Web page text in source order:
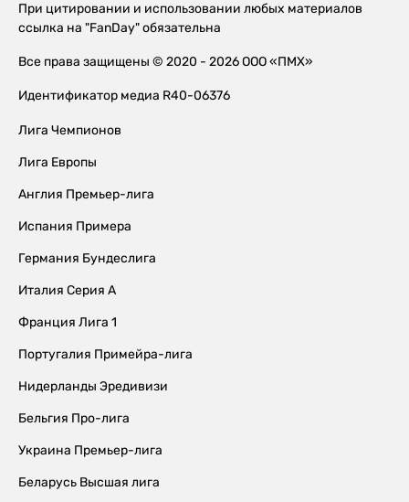
При цитировании и использовании любых материалов
ссылка на "FanDay" обязательна
Все права защищены © 2020 - 2026 ООО «ПМХ»
Идентификатор медиа R40-06376
Лига Чемпионов
Лига Европы
Англия Премьер-лига
Испания Примера
Германия Бундеслига
Италия Серия А
Франция Лига 1
Португалия Примейра-лига
Нидерланды Эредивизи
Бельгия Про-лига
Украина Премьер-лига
Беларусь Высшая лига